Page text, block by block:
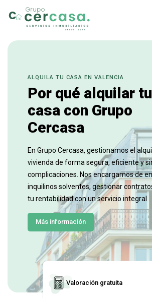
ALQUILA TU CASA EN VALENCIA
Por qué alquilar tu
casa con Grupo
Cercasa
En Grupo Cercasa, gestionamos el
vivienda de forma segura, eficiente y
complicaciones. Nos encargamos de
inquilinos solventes, gestionar
tu rentabilidad con un servicio integral
Más información
Valoración gratuita